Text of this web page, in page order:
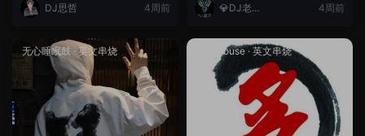
DJ思哲 4周前
💎DJ老王
4周前
无心睡眠鼓 ·英文串烧 Lak House· 英文串烧